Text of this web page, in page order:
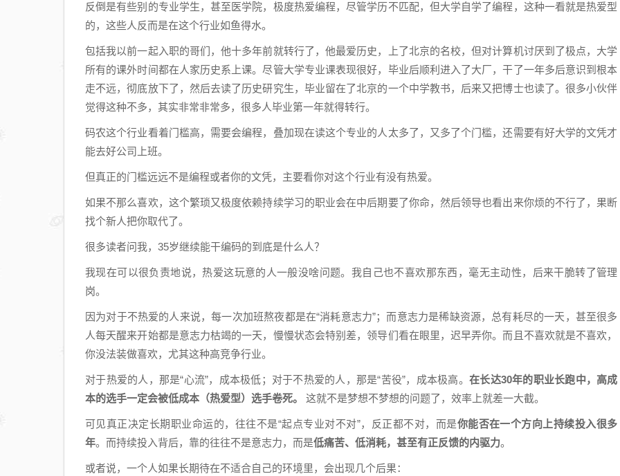
反倒是有些别的专业学生，甚至医学院，极度热爱编程，尽管学历不匹配，但大学自学了编程，这种一看就是热爱型
的，这些人反而是在这个行业如鱼得水。
包括我以前一起入职的哥们，他十多年前就转行了，他最爱历史，上了北京的名校，但对计算机讨厌到了极点，大学
所有的课外时间都在人家历史系上课。尽管大学专业课表现很好，毕业后顺利进入了大厂，干了一年多后意识到根本
走不远，彻底放下了，然后去读了历史研究生，毕业留在了北京的一个中学教书，后来又把博士也读了。很多小伙伴
觉得这种不多，其实非常非常多，很多人毕业第一年就得转行。
码农这个行业看着门槛高，需要会编程，叠加现在读这个专业的人太多了，又多了个门槛，还需要有好大学的文凭才
能去好公司上班。
但真正的门槛远远不是编程或者你的文凭，主要看你对这个行业有没有热爱。
如果不那么喜欢，这个繁琐又极度依赖持续学习的职业会在中后期要了你命，然后领导也看出来你烦的不行了，果断
找个新人把你取代了。
很多读者问我，35岁继续能干编码的到底是什么人？
我现在可以很负责地说，热爱这玩意的人一般没啥问题。我自己也不喜欢那东西，毫无主动性，后来干脆转了管理
岗。
因为对于不热爱的人来说，每一次加班熬夜都是在“消耗意志力”；而意志力是稀缺资源，总有耗尽的一天，甚至很多
人每天醒来开始都是意志力枯竭的一天，慢慢状态会特别差，领导们看在眼里，迟早弄你。而且不喜欢就是不喜欢，
你没法装做喜欢，尤其这种高竞争行业。
对于热爱的人，那是“心流”，成本极低；对于不热爱的人，那是“苦役”，成本极高。 在长达30年的职业长跑中，高成
本的选手一定会被低成本（热爱型）选手卷死。
这就不是梦想不梦想的问题了，效率上就差一大截。
可见真正决定长期职业命运的，往往不是“起点专业对不对”，反正都不对，而是你能否在一个方向上持续投入很多
年。而持续投入背后，靠的往往不是意志力，而是低痛苦、低消耗，甚至有正反馈的内驱力。
或者说，一个人如果长期待在不适合自己的环境里，会出现几个后果：